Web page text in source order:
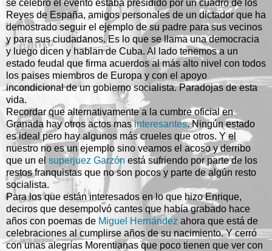
se celebró el evento estaba presidido por un cuadro de los
Reyes de España, amigos personales de un dictador que ha
demostrado seguir el ejemplo de su padre para sus vecinos
y para sus ciudadanos. Es lo que se llama una democracia
y luego dicen y hablan de Cuba. Al lado tenemos a un
estado feudal que firma acuerdos al más alto nivel con todos
los paises miembros de Europa y con el apoyo
incondicional de un gobierno socialista. Paradojas de esta
vida.
Recordar que alternativamente a la cumbre oficial en
Granada hay otros actos masinteresantes. Ningún estado
es ideal pero hay algunos más crueles que otros. Y el
nuestro no es un ejemplo sino veamos el acoso y derribo
que un el superjuez Garzón está sufriendo por parte de los
restos franquistas que no son pocos y parte de algún resto
socialista.
Para los que están interesados en lo que hizo Enrique,
deciros que desempolvó cantes que había grabado hace
años con poemas de Miguel Hernández ahora que está de
celebraciones al cumplirse años de su nacimiento. Y cerró
con unas alegrías Morentianas que poco tienen que ver con